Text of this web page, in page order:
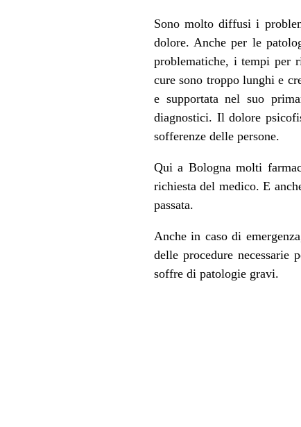
Sono molto diffusi i
dolore. Anche per le
problematiche, i tempi per
cure sono troppo lunghi e
e supportata nel suo
diagnostici. Il dolore
sofferenze delle persone.
Qui a Bologna molti
richiesta del medico. E
passata.
Anche in caso di
delle procedure necessarie
soffre di patologie gravi.